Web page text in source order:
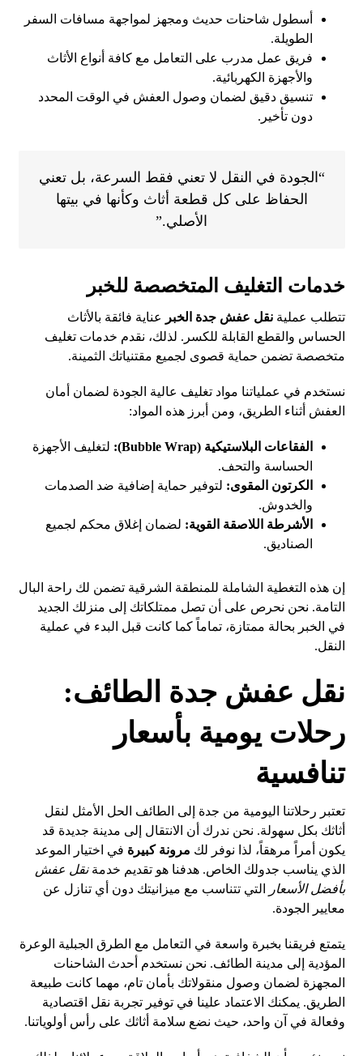
أسطول شاحنات حديث ومجهز لمواجهة مسافات السفر
الطويلة.
فريق عمل مدرب على التعامل مع كافة أنواع الأثاث
والأجهزة الكهربائية.
تنسيق دقيق لضمان وصول العفش في الوقت المحدد
دون تأخير.
“الجودة في النقل لا تعني فقط السرعة، بل تعني
الحفاظ على كل قطعة أثاث وكأنها في بيتها
الأصلي.”
خدمات التغليف المتخصصة للخبر
تتطلب عمليةنقل عفش جدة الخبر
عناية فائقة بالأثاث
الحساس والقطع القابلة للكسر. لذلك، نقدم خدمات تغليف
متخصصة تضمن حماية قصوى لجميع مقتنياتك الثمينة.
نستخدم في عملياتنا مواد تغليف عالية الجودة لضمان أمان
العفش أثناء الطريق، ومن أبرز هذه المواد:
الفقاعات البلاستيكية (Bubble Wrap):
لتغليف الأجهزة
الحساسة والتحف.
الكرتون المقوى: لتوفير حماية إضافية ضد الصدمات
والخدوش.
الأشرطة اللاصقة القوية: لضمان إغلاق محكم لجميع
الصناديق.
إن هذه التغطية الشاملة للمنطقة الشرقية تضمن لك راحة البال
التامة. نحن نحرص على أن تصل ممتلكاتك إلى منزلك الجديد
في الخبر بحالة ممتازة، تماماً كما كانت قبل البدء في عملية
النقل.
نقل عفش جدة الطائف:
رحلات يومية بأسعار
تنافسية
تعتبر رحلاتنا اليومية من جدة إلى الطائف الحل الأمثل لنقل
أثاثك بكل سهولة. نحن ندرك أن الانتقال إلى مدينة جديدة قد
يكون أمراً مرهقاً، لذا نوفر لك مرونة كبيرة في اختيار الموعد
الذي يناسب جدولك الخاص. هدفنا هو تقديم خدمةنقل عفش
بأفضل الأسعار
التي تتناسب مع ميزانيتك دون أي تنازل عن
معايير الجودة.
يتمتع فريقنا بخبرة واسعة في التعامل مع الطرق الجبلية الوعرة
المؤدية إلى مدينة الطائف. نحن نستخدم أحدث الشاحنات
المجهزة لضمان وصول منقولاتك بأمان تام، مهما كانت طبيعة
الطريق. يمكنك الاعتماد علينا في توفير تجربة نقل اقتصادية
وفعالة في آن واحد، حيث نضع سلامة أثاثك على رأس أولوياتنا.